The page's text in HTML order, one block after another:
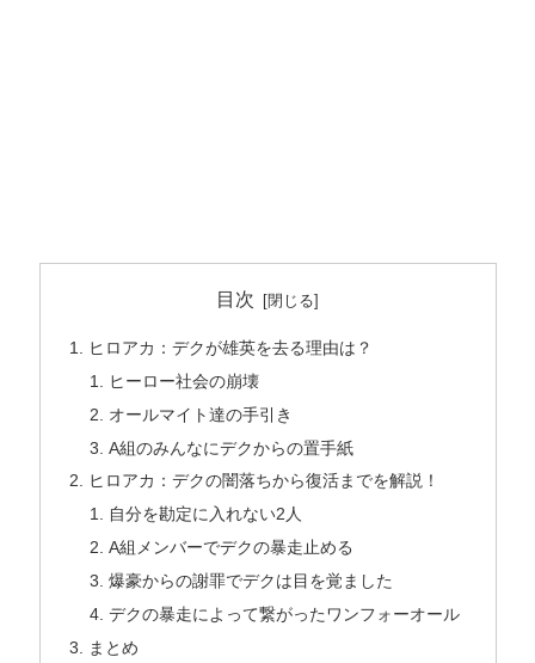
目次
ヒロアカ：デクが雄英を去る理由は？
ヒーロー社会の崩壊
オールマイト達の手引き
A組のみんなにデクからの置手紙
ヒロアカ：デクの闇落ちから復活までを解説！
自分を勘定に入れない2人
A組メンバーでデクの暴走止める
爆豪からの謝罪でデクは目を覚ました
デクの暴走によって繋がったワンフォーオール
まとめ